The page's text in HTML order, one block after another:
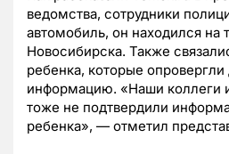
ведомства, сотрудники
автомобиль, он находился на
Новосибирска. Также
ребенка, которые
информацию. «Наши коллеги
тоже не подтвердили
ребенка», — отметил